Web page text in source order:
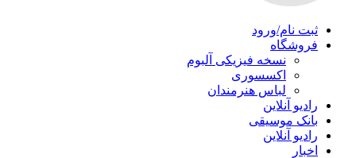
ثبت نام/ورود
فروشگاه
نسخه فیزیکی آلبوم
اکسسوری
لباس هنرمندان
رادیو آنلاین
بانک موسیقی
رادیو آنلاین
اخبار